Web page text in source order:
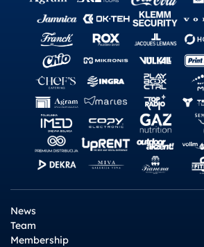
News
Team
Membership